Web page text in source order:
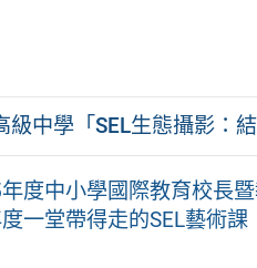
級中學「SEL生態攝影：
年度中小學國際教育校長
一堂帶得走的SEL藝術